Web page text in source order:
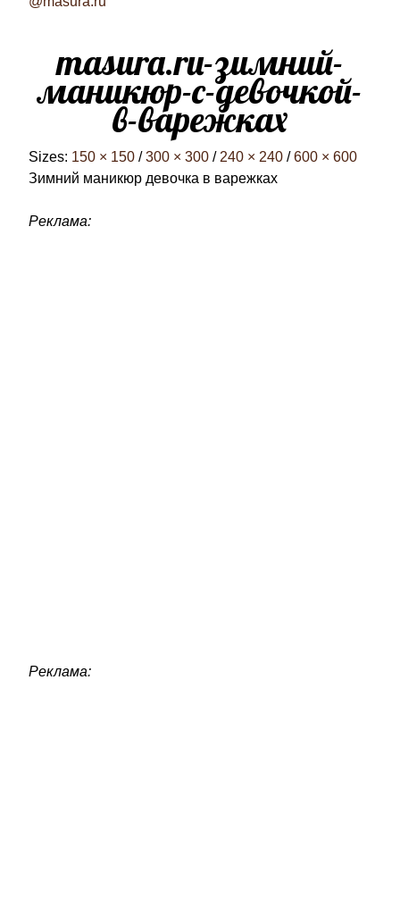
masura.ru-зимний-
маникюр-с-девочкой-
в-варежках
Sizes: 150 × 150 / 300 × 300 / 240 × 240 / 600 × 600
Зимний маникюр девочка в варежках
Реклама:
Реклама: